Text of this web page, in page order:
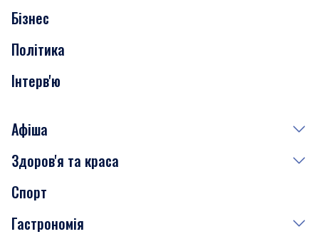
Транспорт
Бізнес
Політика
Інтерв'ю
Афіша
Сьогодні
Завтра
Субота
Здоров'я та краса
Медицина
Краса
Спорт
Гастрономія